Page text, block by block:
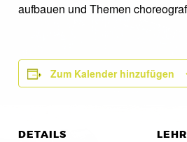
aufbauen und Themen
Zum Kalender hinzufügen
DETAILS